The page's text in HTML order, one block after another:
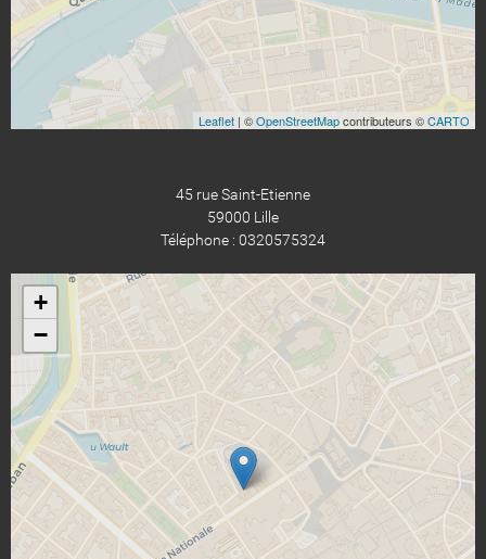
Leaflet | ©OpenStreetMapcontributeurs ©CARTO
45 rue Saint-Etienne
59000 Lille
Téléphone : 0320575324
+
−